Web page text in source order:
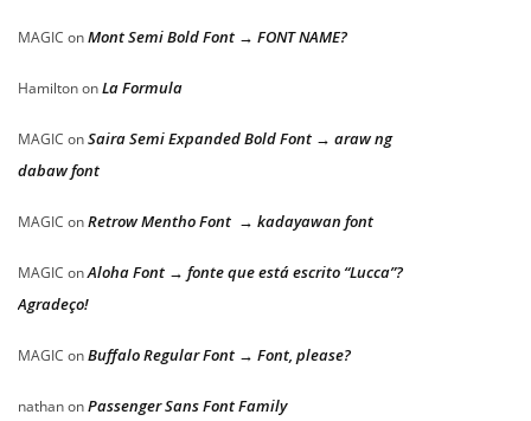
MAGIC onMont Semi Bold Font → FONT NAME?
HamiltononLa Formula
MAGIC onSaira Semi Expanded Bold Font → araw ng
dabaw font
MAGIC onRetrow Mentho Font → kadayawan font
MAGIC onAloha Font → fonte que está escrito “Lucca”?
Agradeço!
MAGIC onBuffalo Regular Font → Font, please?
nathanonPassenger Sans Font Family